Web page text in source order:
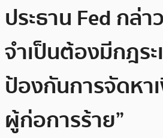
ประธาน Fed กล่า
จำเป็นต้องมีกฎร
ป้องกันการจัดหา
ผู้ก่อการร้าย”